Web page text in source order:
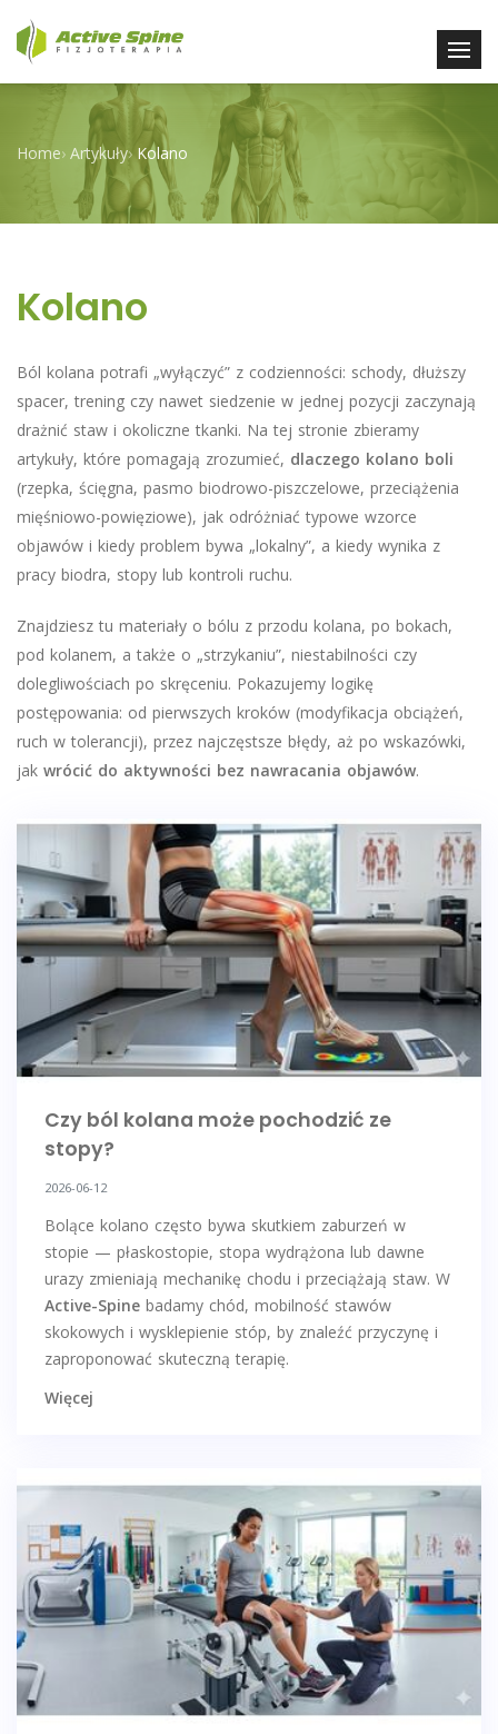
Home› Artykuły› Kolano
Kolano
Ból kolana potrafi „wyłączyć” z codzienności: schody, dłuższy
spacer, trening czy nawet siedzenie w jednej pozycji zaczynają
drażnić staw i okoliczne tkanki. Na tej stronie zbieramy
artykuły, które pomagają zrozumieć, dlaczego kolano boli
(rzepka, ścięgna, pasmo biodrowo-piszczelowe, przeciążenia
mięśniowo-powięziowe), jak odróżniać typowe wzorce
objawów i kiedy problem bywa „lokalny”, a kiedy wynika z
pracy biodra, stopy lub kontroli ruchu.
Znajdziesz tu materiały o bólu z przodu kolana, po bokach,
pod kolanem, a także o „strzykaniu”, niestabilności czy
dolegliwościach po skręceniu. Pokazujemy logikę
postępowania: od pierwszych kroków (modyfikacja obciążeń,
ruch w tolerancji), przez najczęstsze błędy, aż po wskazówki,
jak wrócić do aktywności bez nawracania objawów.
Czy ból kolana może pochodzić ze
stopy?
2026-06-12
Bolące kolano często bywa skutkiem zaburzeń w
stopie — płaskostopie, stopa wydrążona lub dawne
urazy zmieniają mechanikę chodu i przeciążają staw. W
Active-Spine badamy chód, mobilność stawów
skokowych i wysklepienie stóp, by znaleźć przyczynę i
zaproponować skuteczną terapię.
Więcej